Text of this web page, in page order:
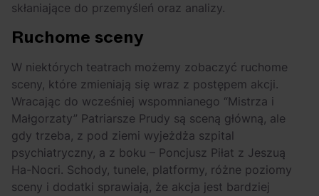
skłaniające do przemyśleń oraz analizy.
Ruchome sceny
W niektórych teatrach możemy zobaczyć ruchome
sceny, które zmieniają się wraz z postępem akcji.
Wracając do wcześniej wspomnianego “Mistrza i
Małgorzaty” Patriarsze Prudy są sceną główną, ale
gdy trzeba, z pod ziemi wyjeżdża szpital
psychiatryczny, a z boku – Poncjusz Piłat z Jeszuą
Ha-Nocri. Schody, tunele, platformy, różne poziomy
sceny i dodatki sprawiają, że akcja jest bardziej